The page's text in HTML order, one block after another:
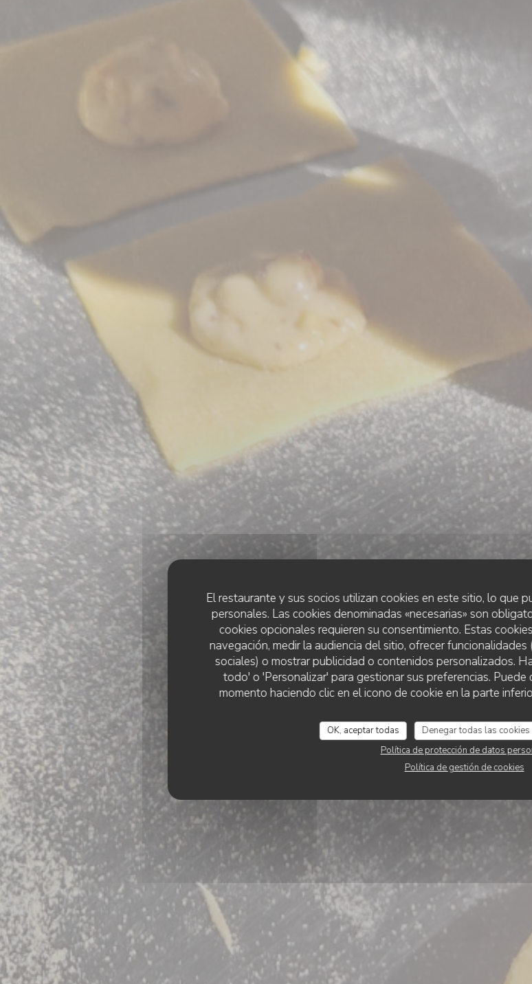
El restaurante y sus socios utilizan cookies en este sitio, lo que
personales. Las cookies denominadas «necesarias» son
cookies opcionales requieren su consentimiento. Estas
navegación, medir la audiencia del sitio, ofrecer
sociales) o mostrar publicidad o contenidos personalizados.
todo' o 'Personalizar' para gestionar sus preferencias. Puede
momento haciendo clic en el icono de cookie en la parte
OK, aceptar todas Denegar todas las cookies
Política de protección de datos
Política de gestión de cookies
COCINA FRANCESA•
Le
RESERVAR UNA MESA